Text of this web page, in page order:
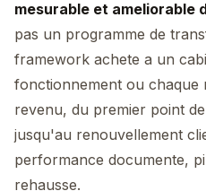
mesurable et ameliorable
pas un programme de
framework achete a un
fonctionnement ou chaque
revenu, du premier point
jusqu'au renouvellement
performance documente,
rehausse.